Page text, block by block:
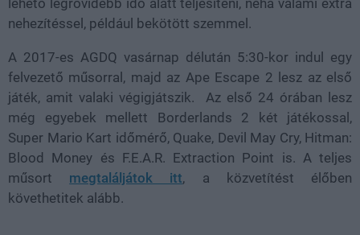
nehezítéssel, például bekötött szemmel.
A 2017-es AGDQ vasárnap délután 5:30-kor indul egy
felvezető műsorral, majd az Ape Escape 2 lesz az első
játék, amit valaki végigjátszik. Az első 24 órában lesz
még egyebek mellett Borderlands 2 két játékossal,
Super Mario Kart időmérő, Quake, Devil May Cry, Hitman:
Blood Money és F.E.A.R. Extraction Point is. A teljes
műsort megtaláljátok itt, a közvetítést élőben
követhetitek alább.